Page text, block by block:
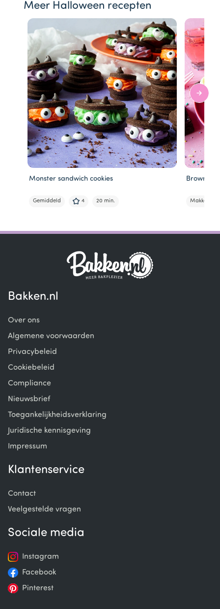
Meer Halloween recepten
Monster sandwich cookies
Gemiddeld 4 20 min. Makkelijk
1
Bakken.nl
Over ons
Algemene voorwaarden
Privacybeleid
Cookiebeleid
Compliance
Nieuwsbrief
Toegankelijkheidsverklaring
Juridische kennisgeving
Impressum
Klantenservice
Contact
Veelgestelde vragen
Sociale media
Instagram
Facebook
Pinterest